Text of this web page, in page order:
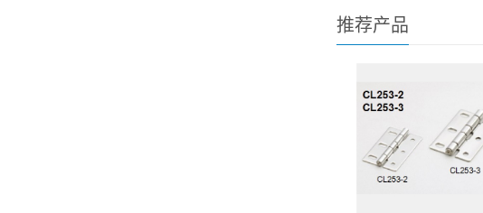
推荐产品